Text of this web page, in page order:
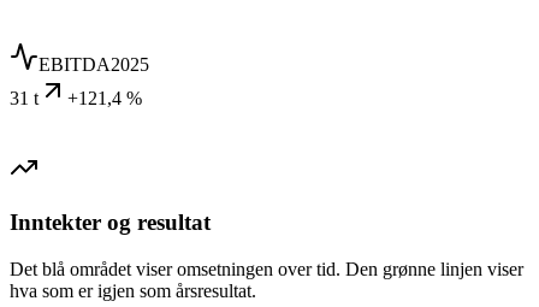
EBITDA2025
31 t
+121,4 %
Inntekter og resultat
Det blå området viser omsetningen over tid. Den grønne linjen viser
hva som er igjen som årsresultat.